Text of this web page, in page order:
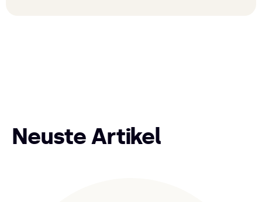
Neuste Artikel